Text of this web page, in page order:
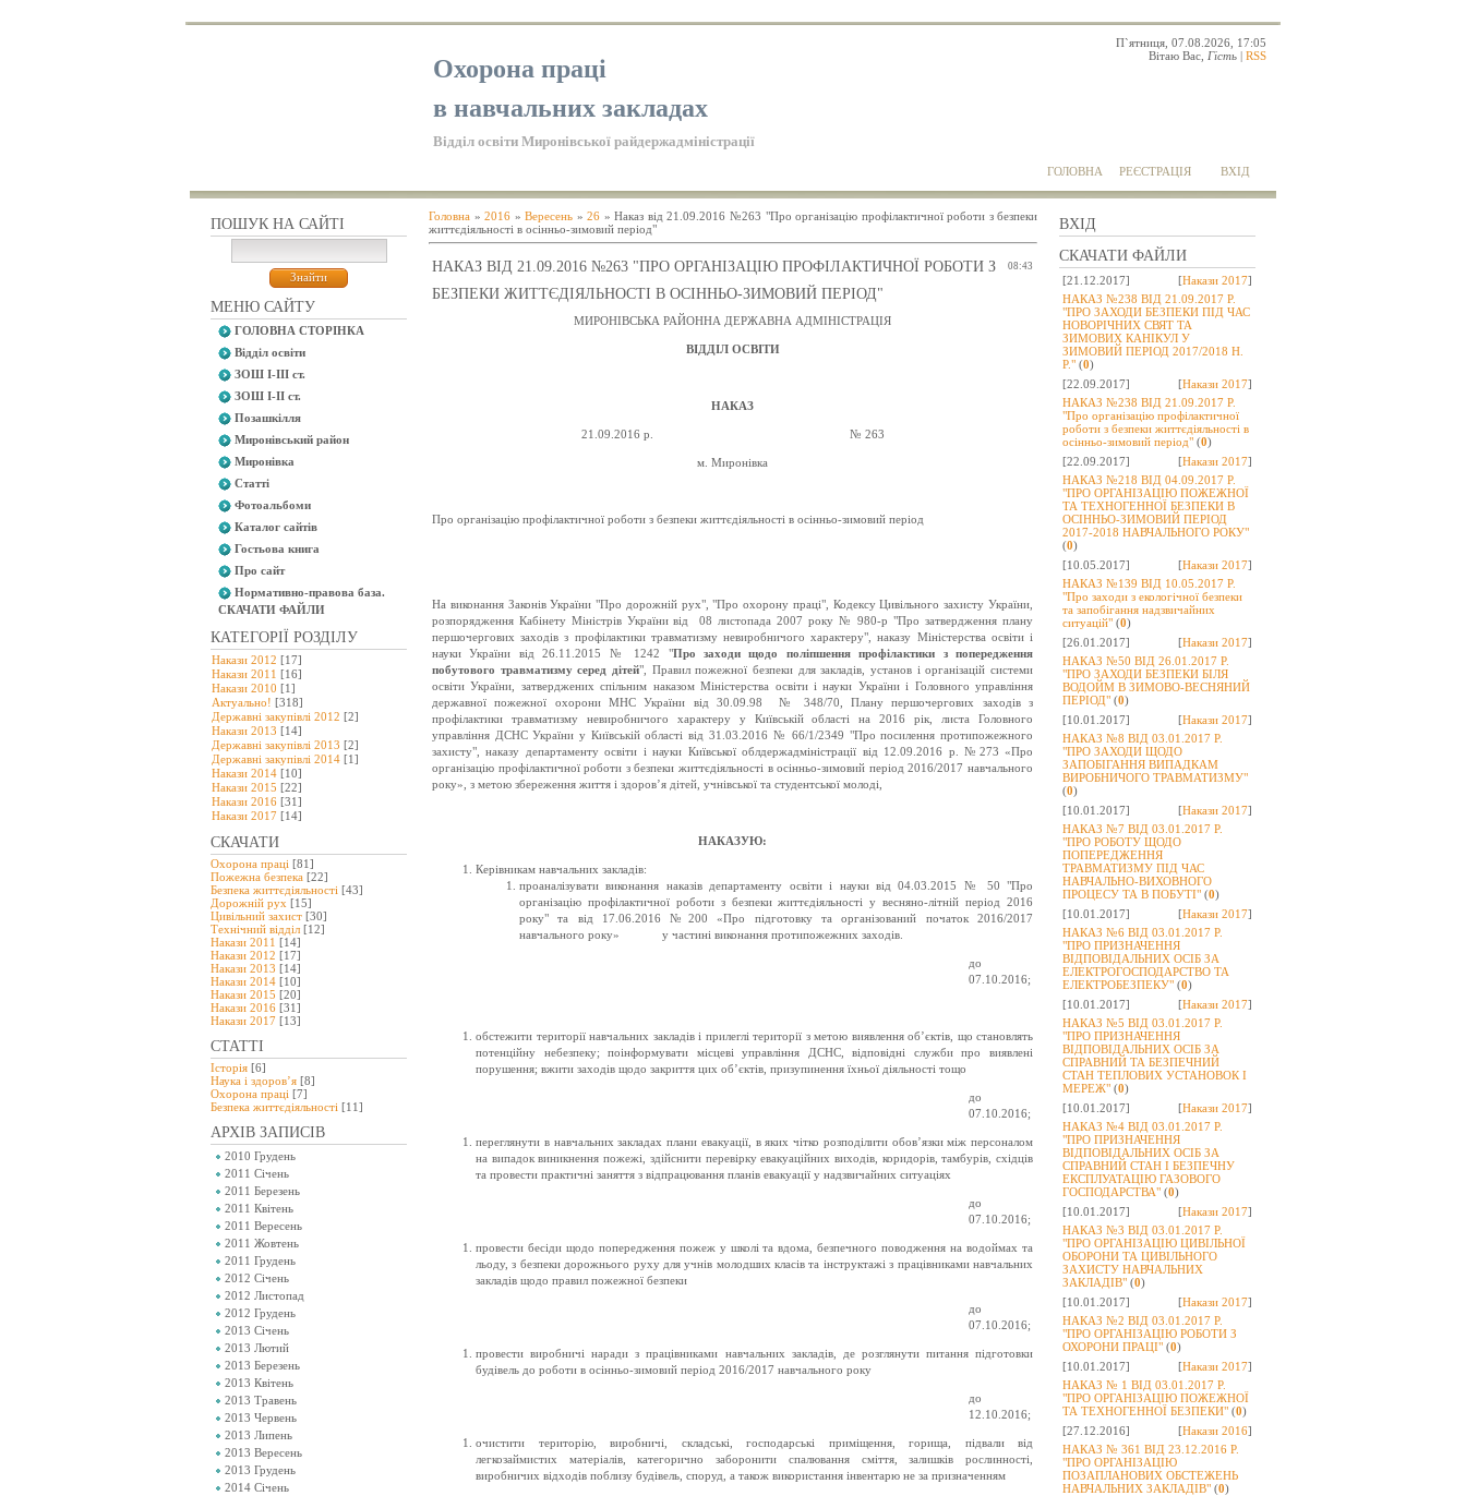
Охорона праці
в навчальних закладах
Відділ освіти Миронівської райдержадміністрації
П`ятниця, 07.08.2026, 17:05
Вітаю Вас Гість | RSS
ГОЛОВНА РЕЄСТРАЦІЯ ВХІД
ПОШУК НА САЙТІ
МЕНЮ САЙТУ
ГОЛОВНА СТОРІНКА
Відділ освіти
ЗОШ І-ІІІ ст.
ЗОШ І-ІІ ст.
Позашкілля
Миронівський район
Миронівка
Статті
Фотоальбоми
Каталог сайтів
Гостьова книга
Про сайт
Нормативно-правова база.
СКАЧАТИ ФАЙЛИ
КАТЕГОРІЇ РОЗДІЛУ
Накази 2012 [17]
Накази 2011 [16]
Накази 2010 [1]
Актуально! [318]
Державні закупівлі 2012 [2]
Накази 2013 [14]
Державні закупівлі 2013 [2]
Державні закупівлі 2014 [1]
Накази 2014 [10]
Накази 2015 [22]
Накази 2016 [31]
Накази 2017 [14]
СКАЧАТИ
Охорона праці [81]
Пожежна безпека [22]
Безпека життєдіяльності [43]
Дорожній рух [15]
Цивільний захист [30]
Технічний відділ [12]
Накази 2011 [14]
Накази 2012 [17]
Накази 2013 [14]
Накази 2014 [10]
Накази 2015 [20]
Накази 2016 [31]
Накази 2017 [13]
СТАТТІ
Історія [6]
Наука і здоров’я [8]
Охорона праці [7]
Безпeка життєдіяльності [11]
АРХІВ ЗАПИСІВ
2010 Грудень
2011 Січень
2011 Березень
2011 Квітень
2011 Вересень
2011 Жовтень
2011 Грудень
2012 Січень
2012 Листопад
2012 Грудень
2013 Січень
2013 Лютий
2013 Березень
2013 Квітень
2013 Травень
2013 Червень
2013 Липень
2013 Вересень
2013 Грудень
2014 Січень
ВХІД
СКАЧАТИ ФАЙЛИ
[21.12.2017] [Накази 2017]
НАКАЗ №238 ВІД 21.09.2017 Р.
"ПРО ЗАХОДИ БЕЗПЕКИ ПІД ЧАС
НОВОРІЧНИХ СВЯТ ТА
ЗИМОВИХ КАНІКУЛ У
ЗИМОВИЙ ПЕРІОД 2017/2018 Н.
Р." (0)
[22.09.2017]
[Накази 2017]
НАКАЗ №238 ВІД 21.09.2017 Р.
"Про організацію профілактичної
роботи з безпеки життєдіяльності в
осінньо-зимовий період" (0)
[22.09.2017]
[Накази 2017]
НАКАЗ №218 ВІД 04.09.2017 Р.
"ПРО ОРГАНІЗАЦІЮ ПОЖЕЖНОЇ
ТА ТЕХНОГЕННОЇ БЕЗПЕКИ В
ОСІННЬО-ЗИМОВИЙ ПЕРІОД
2017-2018 НАВЧАЛЬНОГО РОКУ"
(0)
[10.05.2017]
[Накази 2017]
НАКАЗ №139 ВІД 10.05.2017 Р.
"Про заходи з екологічної безпеки
та запобігання надзвичайних
ситуацій" (0)
[26.01.2017]
[Накази 2017]
НАКАЗ №50 ВІД 26.01.2017 Р.
"ПРО ЗАХОДИ БЕЗПЕКИ БІЛЯ
ВОДОЙМ В ЗИМОВО-ВЕСНЯНИЙ
ПЕРІОД" (0)
[10.01.2017]
[Накази 2017]
НАКАЗ №8 ВІД 03.01.2017 Р.
"ПРО ЗАХОДИ ЩОДО
ЗАПОБІГАННЯ ВИПАДКАМ
ВИРОБНИЧОГО ТРАВМАТИЗМУ"
(0)
[10.01.2017]
[Накази 2017]
НАКАЗ №7 ВІД 03.01.2017 Р.
"ПРО РОБОТУ ЩОДО
ПОПЕРЕДЖЕННЯ
ТРАВМАТИЗМУ ПІД ЧАС
НАВЧАЛЬНО-ВИХОВНОГО
ПРОЦЕСУ ТА В ПОБУТІ" (0)
[10.01.2017]
[Накази 2017]
НАКАЗ №6 ВІД 03.01.2017 Р.
"ПРО ПРИЗНАЧЕННЯ
ВІДПОВІДАЛЬНИХ ОСІБ ЗА
ЕЛЕКТРОГОСПОДАРСТВО ТА
ЕЛЕКТРОБЕЗПЕКУ" (0)
[10.01.2017]
[Накази 2017]
НАКАЗ №5 ВІД 03.01.2017 Р.
"ПРО ПРИЗНАЧЕННЯ
ВІДПОВІДАЛЬНИХ ОСІБ ЗА
СПРАВНИЙ ТА БЕЗПЕЧНИЙ
СТАН ТЕПЛОВИХ УСТАНОВОК І
МЕРЕЖ" (0)
[10.01.2017]
[Накази 2017]
НАКАЗ №4 ВІД 03.01.2017 Р.
"ПРО ПРИЗНАЧЕННЯ
ВІДПОВІДАЛЬНИХ ОСІБ ЗА
СПРАВНИЙ СТАН І БЕЗПЕЧНУ
ЕКСПЛУАТАЦІЮ ГАЗОВОГО
ГОСПОДАРСТВА" (0)
[10.01.2017]
[Накази 2017]
НАКАЗ №3 ВІД 03.01.2017 Р.
"ПРО ОРГАНІЗАЦІЮ ЦИВІЛЬНОЇ
ОБОРОНИ ТА ЦИВІЛЬНОГО
ЗАХИСТУ НАВЧАЛЬНИХ
ЗАКЛАДІВ" (0)
[10.01.2017]
[Накази 2017]
НАКАЗ №2 ВІД 03.01.2017 Р.
"ПРО ОРГАНІЗАЦІЮ РОБОТИ З
ОХОРОНИ ПРАЦІ" (0)
[10.01.2017]
[Накази 2017]
НАКАЗ № 1 ВІД 03.01.2017 Р.
"ПРО ОРГАНІЗАЦІЮ ПОЖЕЖНОЇ
ТА ТЕХНОГЕННОЇ БЕЗПЕКИ" (0)
[27.12.2016]
[Накази 2016]
НАКАЗ № 361 ВІД 23.12.2016 Р.
"ПРО ОРГАНІЗАЦІЮ
ПОЗАПЛАНОВИХ ОБСТЕЖЕНЬ
НАВЧАЛЬНИХ ЗАКЛАДІВ" (0)
Головна » 2016 » Вересень » 26 » Наказ від 21.09.2016 №263 "Про організацію профілактичної роботи з безпеки
життєдіяльності в осінньо-зимовий період"
08:43
НАКАЗ ВІД 21.09.2016 №263 "ПРО ОРГАНІЗАЦІЮ ПРОФІЛАКТИЧНОЇ РОБОТИ З
БЕЗПЕКИ ЖИТТЄДІЯЛЬНОСТІ В ОСІННЬО-ЗИМОВИЙ ПЕРІОД"
МИРОНІВСЬКА РАЙОННА ДЕРЖАВНА АДМІНІСТРАЦІЯ
ВІДДІЛ ОСВІТИ
НАКАЗ
21.09.2016 р. № 263
м. Миронівка
Про організацію профілактичної роботи з безпеки життєдіяльності в осінньо-зимовий період
На виконання Законів України "Про дорожній рух", "Про охорону праці", Кодексу Цивільного захисту України,
розпорядження Кабінету Міністрів України від 08 листопада 2007 року № 980-р "Про затвердження плану
першочергових заходів з профілактики травматизму невиробничого характеру", наказу Міністерства освіти і
науки України від 26.11.2015 № 1242 "Про заходи щодо поліпшення
профілактики з попередження
побутового травматизму серед дітей", Правил пожежної безпеки для закладів, установ і організацій системи
освіти України, затверджених спільним наказом Міністерства освіти і науки України і Головного управління
державної пожежної охорони МНС України від 30.09.98 № 348/70, Плану першочергових заходів з
профілактики травматизму невиробничого характеру у Київській області на 2016 рік, листа Головного
управління ДСНС України у Київській області від 31.03.2016 № 66/1/2349 "Про посилення протипожежного
захисту", наказу департаменту освіти і науки Київської облдержадміністрації від 12.09.2016 р. №273 «Про
організацію профілактичної роботи з безпеки життєдіяльності в осінньо-зимовий період 2016/2017 навчального
року», з метою збереження життя і здоров’я дітей, учнівської та студентської молоді,
НАКАЗУЮ:
Керівникам навчальних закладів:
проаналізувати виконання наказів департаменту освіти і науки від 04.03.2015 № 50 "Про
організацію профілактичної роботи з безпеки життєдіяльності у весняно-літній період 2016
року" та від 17.06.2016 №200 «Про підготовку та організований початок 2016/2017
навчального року» у частині виконання протипожежних заходів.
до
07.10.2016;
обстежити території навчальних закладів і прилеглі території з метою виявлення об’єктів, що становлять
потенційну небезпеку; поінформувати місцеві управління ДСНС, відповідні служби про виявлені
порушення; вжити заходів щодо закриття цих об’єктів, призупинення їхньої діяльності тощо
до
07.10.2016;
переглянути в навчальних закладах плани евакуації, в яких чітко розподілити обов’язки між персоналом
на випадок виникнення пожежі, здійснити перевірку евакуаційних виходів, коридорів, тамбурів, східців
та провести практичні заняття з відпрацювання планів евакуації у надзвичайних ситуаціях
до
07.10.2016;
провести бесіди щодо попередження пожеж у школі та вдома, безпечного поводження на водоймах та
льоду, з безпеки дорожнього руху для учнів молодших класів та інструктажі з працівниками навчальних
закладів щодо правил пожежної безпеки
до
07.10.2016;
провести виробничі наради з працівниками навчальних закладів, де розглянути питання підготовки
будівель до роботи в осінньо-зимовий період 2016/2017 навчального року
до
12.10.2016;
очистити територію, виробничі, складські, господарські приміщення, горища, підвали від
легкозаймистих матеріалів, категорично заборонити спалювання сміття, залишків рослинності,
виробничих відходів поблизу будівель, споруд, а також використання інвентарю не за призначенням